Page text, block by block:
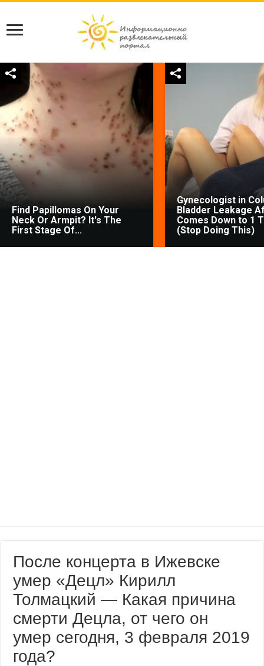
Find Papillomas On Your
Neck Or Armpit? It's The
First Stage Of...
Gynecologist in
Bladder Leakage
Comes Down to 1
(Stop Doing This)
После концерта в Ижевске
умер «Децл» Кирилл
Толмацкий — Какая причина
смерти Децла, от чего он
умер сегодня, 3 февраля 2019
года?